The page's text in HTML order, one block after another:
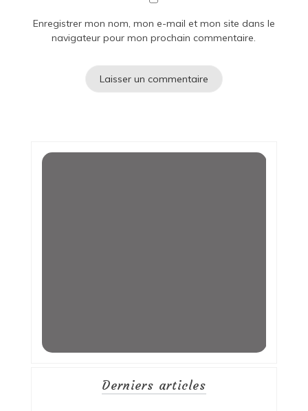
Enregistrer mon nom, mon e-mail et mon site dans le
navigateur pour mon prochain commentaire.
Derniers articles